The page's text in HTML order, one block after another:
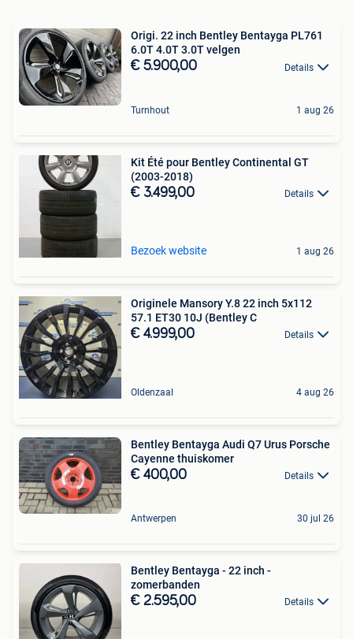
Origi. 22 inch Bentley Bentayga PL761
6.0T 4.0T 3.0T velgen
€ 5.900,00 Details
Turnhout 1 aug 26
Kit Été pour Bentley Continental GT
(2003-2018)
€ 3.499,00 Details
Bezoek website 1 aug 26
Originele Mansory Y.8 22 inch 5x112
57.1 ET30 10J (Bentley C
€ 4.999,00 Details
Oldenzaal 4 aug 26
Bentley Bentayga Audi Q7 Urus Porsche
Cayenne thuiskomer
€ 400,00 Details
Antwerpen 30 jul 26
Bentley Bentayga - 22 inch -
zomerbanden
€ 2.595,00 Details